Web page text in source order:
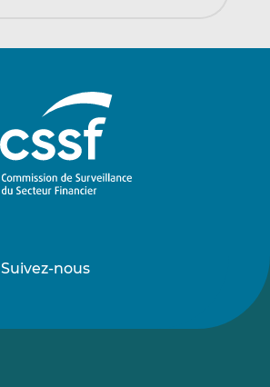
Suivez-nous
sursur